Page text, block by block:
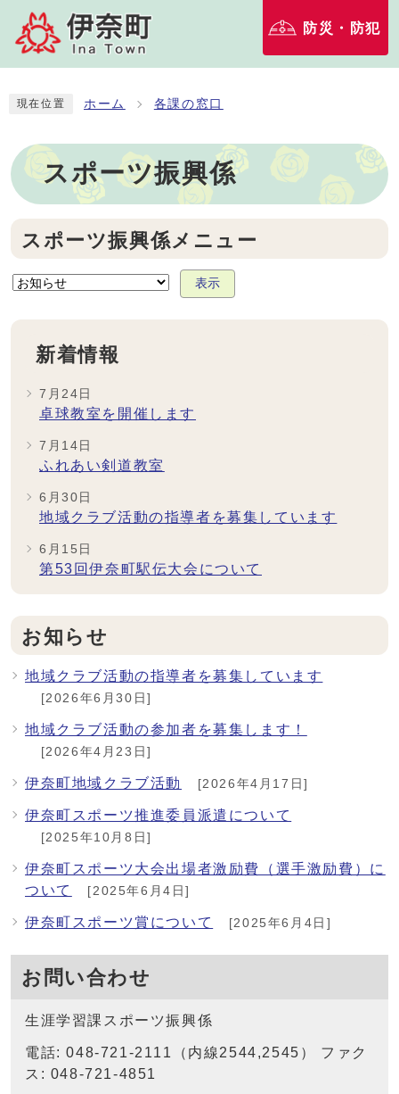
防災・防犯
現在位置 ホーム 各課の窓口
スポーツ振興係
スポーツ振興係メニュー
表示
新着情報
7月24日
卓球教室を開催します
7月14日
ふれあい剣道教室
6月30日
地域クラブ活動の指導者を募集しています
6月15日
第53回伊奈町駅伝大会について
お知らせ
地域クラブ活動の指導者を募集しています
[2026年6月30日]
地域クラブ活動の参加者を募集します！
[2026年4月23日]
伊奈町地域クラブ活動 [2026年4月17日]
伊奈町スポーツ推進委員派遣について
[2025年10月8日]
伊奈町スポーツ大会出場者激励費（選手激励費）に
ついて
[2025年6月4日]
伊奈町スポーツ賞について [2025年6月4日]
お問い合わせ
生涯学習課スポーツ振興係
電話: 048-721-2111（内線2544,2545） ファク
ス: 048-721-4851